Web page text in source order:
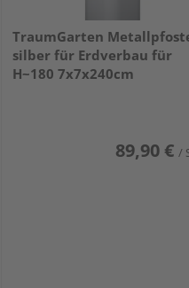
TraumGarten
silber für Erdverbau für
H~180 7x7x240cm
89,90 € /